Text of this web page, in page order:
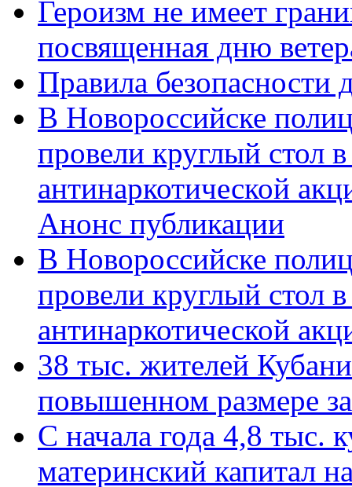
Героизм не имеет
посвященная дню
Правила безопасности
В Новороссийске
провели круглый стол
антинаркотической
Анонс публикации
В Новороссийске
провели круглый стол
антинаркотической
38 тыс. жителей
повышенном размере
С начала года 4,8 тыс.
материнский капитал